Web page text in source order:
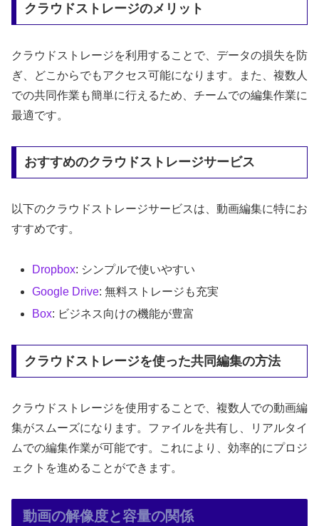
クラウドストレージのメリット
クラウドストレージを利用することで、データの損失を防
ぎ、どこからでもアクセス可能になります。また、複数人
での共同作業も簡単に行えるため、チームでの編集作業に
最適です。
おすすめのクラウドストレージサービス
以下のクラウドストレージサービスは、動画編集に特にお
すすめです。
Dropbox: シンプルで使いやすい
Google Drive: 無料ストレージも充実
Box: ビジネス向けの機能が豊富
クラウドストレージを使った共同編集の方法
クラウドストレージを使用することで、複数人での動画編
集がスムーズになります。ファイルを共有し、リアルタイ
ムでの編集作業が可能です。これにより、効率的にプロジ
ェクトを進めることができます。
動画の解像度と容量の関係